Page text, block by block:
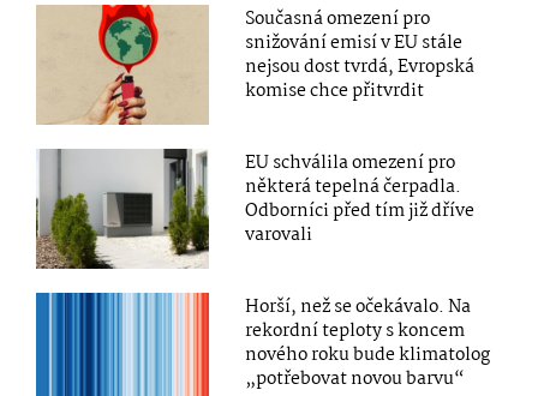
Současná omezení pro
snižování emisí v EU stále
nejsou dost tvrdá, Evropská
komise chce přitvrdit
EU schválila omezení pro
některá tepelná čerpadla.
Odborníci před tím již dříve
varovali
Horší, než se očekávalo. Na
rekordní teploty s koncem
nového roku bude klimatolog
„potřebovat novou barvu“